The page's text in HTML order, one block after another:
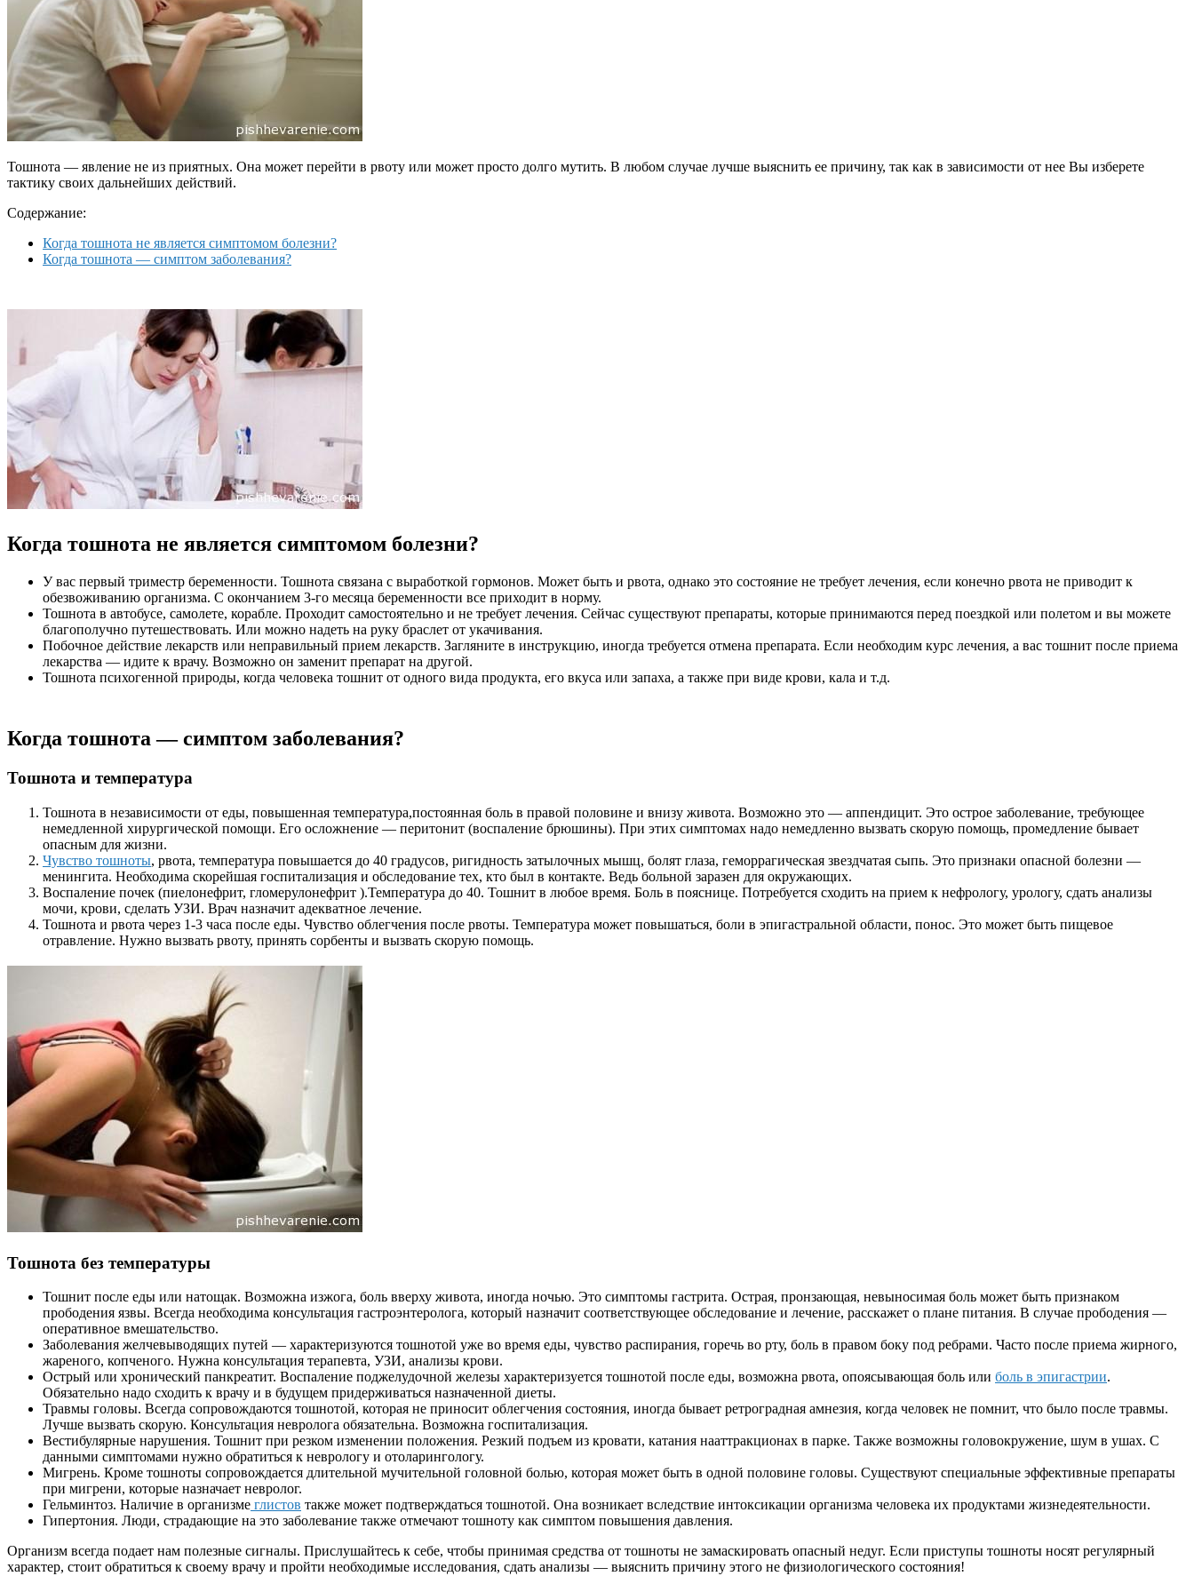
Тошнота — явление не из приятных. Она может перейти в рвоту или может просто долго мутить. В любом случае лучше выяснить ее причину, так как в зависимости от нее Вы изберете
тактику своих дальнейших действий.
Содержание:
Когда тошнота не является симптомом болезни?
Когда тошнота — симптом заболевания?
Когда тошнота не является симптомом болезни?
У вас первый триместр беременности. Тошнота связана с выработкой гормонов. Может быть и рвота, однако это состояние не требует лечения, если конечно рвота не приводит к
обезвоживанию организма. С окончанием 3-го месяца беременности все приходит в норму.
Тошнота в автобусе, самолете, корабле. Проходит самостоятельно и не требует лечения. Сейчас существуют препараты, которые принимаются перед поездкой или полетом и вы можете
благополучно путешествовать. Или можно надеть на руку браслет от укачивания.
Побочное действие лекарств или неправильный прием лекарств. Загляните в инструкцию, иногда требуется отмена препарата. Если необходим курс лечения, а вас тошнит после приема
лекарства — идите к врачу. Возможно он заменит препарат на другой.
Тошнота психогенной природы, когда человека тошнит от одного вида продукта, его вкуса или запаха, а также при виде крови, кала и т.д.
Когда тошнота — симптом заболевания?
Тошнота и температура
Тошнота в независимости от еды, повышенная температура,постоянная боль в правой половине и внизу живота. Возможно это — аппендицит. Это острое заболевание, требующее
немедленной хирургической помощи. Его осложнение — перитонит (воспаление брюшины). При этих симптомах надо немедленно вызвать скорую помощь, промедление бывает
опасным для жизни.
Чувство тошноты, рвота, температура повышается до 40 градусов, ригидность затылочных мышц, болят глаза, геморрагическая звездчатая сыпь. Это признаки опасной болезни —
менингита. Необходима скорейшая госпитализация и обследование тех, кто был в контакте. Ведь больной заразен для окружающих.
Воспаление почек (пиелонефрит, гломерулонефрит ).Температура до 40. Тошнит в любое время. Боль в пояснице. Потребуется сходить на прием к нефрологу, урологу, сдать анализы
мочи, крови, сделать УЗИ. Врач назначит адекватное лечение.
Тошнота и рвота через 1-3 часа после еды. Чувство облегчения после рвоты. Температура может повышаться, боли в эпигастральной области, понос. Это может быть пищевое
отравление. Нужно вызвать рвоту, принять сорбенты и вызвать скорую помощь.
Тошнота без температуры
Тошнит после еды или натощак. Возможна изжога, боль вверху живота, иногда ночью. Это симптомы гастрита. Острая, пронзающая, невыносимая боль может быть признаком
прободения язвы. Всегда необходима консультация гастроэнтеролога, который назначит соответствующее обследование и лечение, расскажет о плане питания. В случае прободения —
оперативное вмешательство.
Заболевания желчевыводящих путей — характеризуются тошнотой уже во время еды, чувство распирания, горечь во рту, боль в правом боку под ребрами. Часто после приема жирного,
жареного, копченого. Нужна консультация терапевта, УЗИ, анализы крови.
Острый или хронический панкреатит. Воспаление поджелудочной железы характеризуется тошнотой после еды, возможна рвота, опоясывающая боль или боль в эпигастрии.
Обязательно надо сходить к врачу и в будущем придерживаться назначенной диеты.
Травмы головы. Всегда сопровождаются тошнотой, которая не приносит облегчения состояния, иногда бывает ретроградная амнезия, когда человек не помнит, что было после травмы.
Лучше вызвать скорую. Консультация невролога обязательна. Возможна госпитализация.
Вестибулярные нарушения. Тошнит при резком изменении положения. Резкий подъем из кровати, катания нааттракционах в парке. Также возможны головокружение, шум в ушах. С
данными симптомами нужно обратиться к неврологу и отоларингологу.
Мигрень. Кроме тошноты сопровождается длительной мучительной головной болью, которая может быть в одной половине головы. Существуют специальные эффективные препараты
при мигрени, которые назначает невролог.
Гельминтоз. Наличие в организме глистов также может подтверждаться тошнотой. Она возникает вследствие интоксикации организма человека их продуктами жизнедеятельности.
Гипертония. Люди, страдающие на это заболевание также отмечают тошноту как симптом повышения давления.
Организм всегда подает нам полезные сигналы. Прислушайтесь к себе, чтобы принимая средства от тошноты не замаскировать опасный недуг. Если приступы тошноты носят регулярный
характер, стоит обратиться к своему врачу и пройти необходимые исследования, сдать анализы — выяснить причину этого не физиологического состояния!